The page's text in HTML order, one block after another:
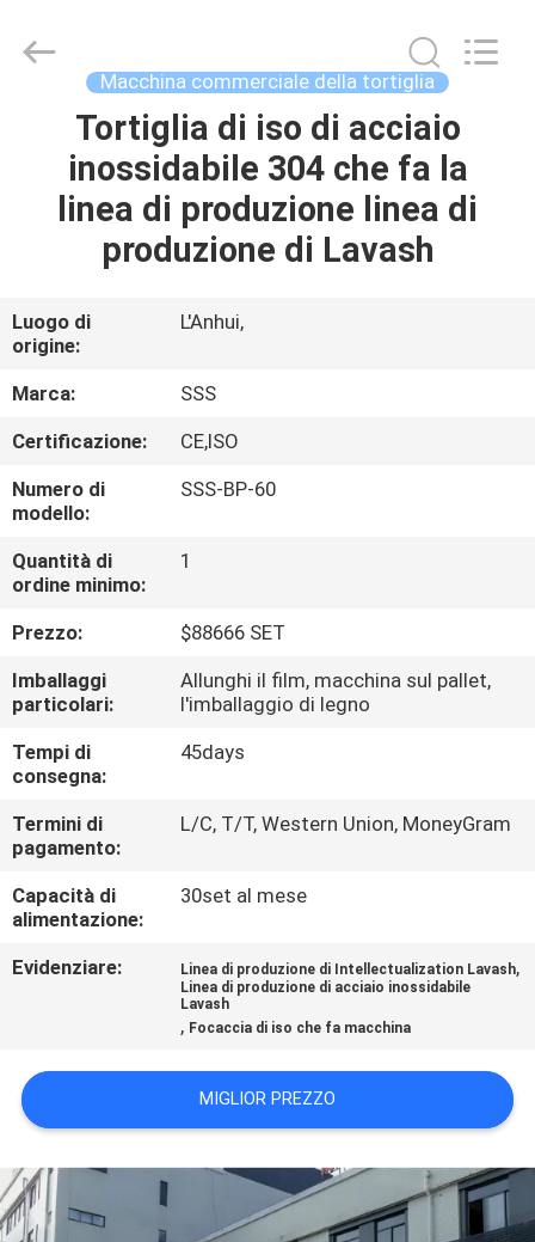
CASA.
PRODOTTI
SU
DI
NOI
VISITA
ALLA
FABBRICA
CONTROLLO
DELLA
QUALITÀ
CONTATTACI
CHIEDI UN
DEL
SITO
PRIVACY
POLICY
Machinery
Technology
Macchina commerciale della tortiglia
Tortiglia di iso di acciaio
inossidabile 304 che fa la
linea di produzione linea di
produzione di Lavash
Luogo di
origine:
L'Anhui,
Marca:
SSS
Certificazione:
CE,ISO
Numero di
modello:
SSS-BP-60
Quantità di
ordine minimo:
1
Prezzo:
$88666 SET
Imballaggi
particolari:
Allunghi il film, macchina sul pallet,
l'imballaggio di legno
Tempi di
consegna:
45days
Termini di
pagamento:
L/C, T/T, Western Union, MoneyGram
Capacità di
alimentazione:
30set al mese
Evidenziare: Linea di produzione di Intellectualization Lavash,
Linea di produzione di acciaio inossidabile
Lavash
, Focaccia di iso che fa macchina
MIGLIOR PREZZO